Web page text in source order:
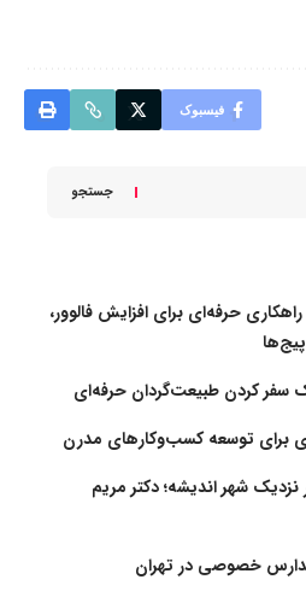
فیسبوک
جستجو
حرفه‌ای برای افزایش فالوور،
سفر کردن طبیعت‌گردان حرفه‌ای
برای توسعه کسب‌وکارهای مدرن
نزدیک شهر اندیشه؛ دکتر مریم
خصوصی در تهران